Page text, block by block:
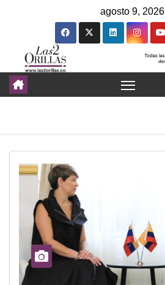
agosto 9, 2026